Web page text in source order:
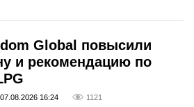
Global повысили
и рекомендацию по
07.08.2026 16:24 1121